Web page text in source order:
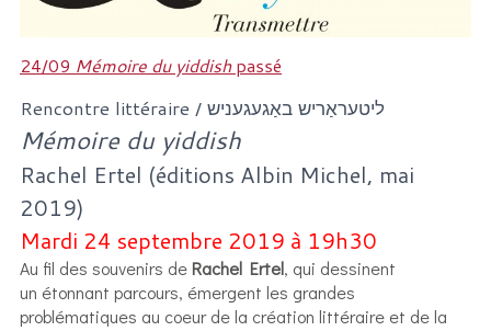
24/09 Mémoire du yiddishpassé
Rencontre littéraire / ליטעראַריש באַגעגעניש
Mémoire du yiddish
Rachel Ertel (éditions Albin Michel, mai
2019)
Mardi 24 septembre 2019 à 19h30
Au fil des souvenirs deRachel Ertel, qui dessinent
un étonnant parcours, émergent les grandes
problématiques au coeur de la création littéraire et de la